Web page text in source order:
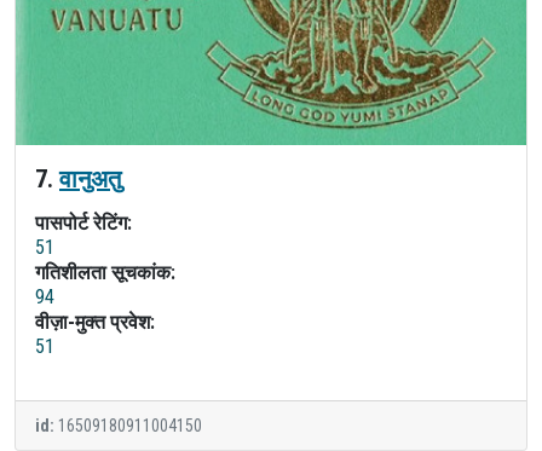
7.वानुअतु
पासपोर्ट रेटिंग:
51
गतिशीलता सूचकांक:
94
वीज़ा-मुक्त प्रवेश:
51
id: 16509180911004150